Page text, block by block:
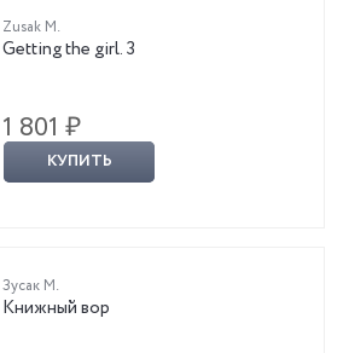
Zusak M.
Getting the girl. 3
1 801 ₽
КУПИТЬ
Зусак М.
Книжный вор